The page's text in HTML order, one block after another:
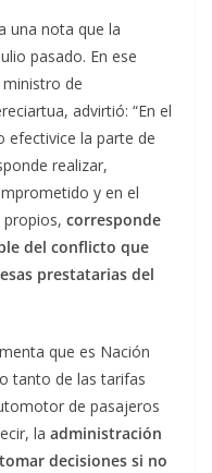
una nota que la
pasado. En ese
de
advirtió: “En el
efectivice la parte de
realizar,
y en el
corresponde
del conflicto que
prestatarias del
que es Nación
tanto de las tarifas
de pasajeros
la administración
decisiones si no